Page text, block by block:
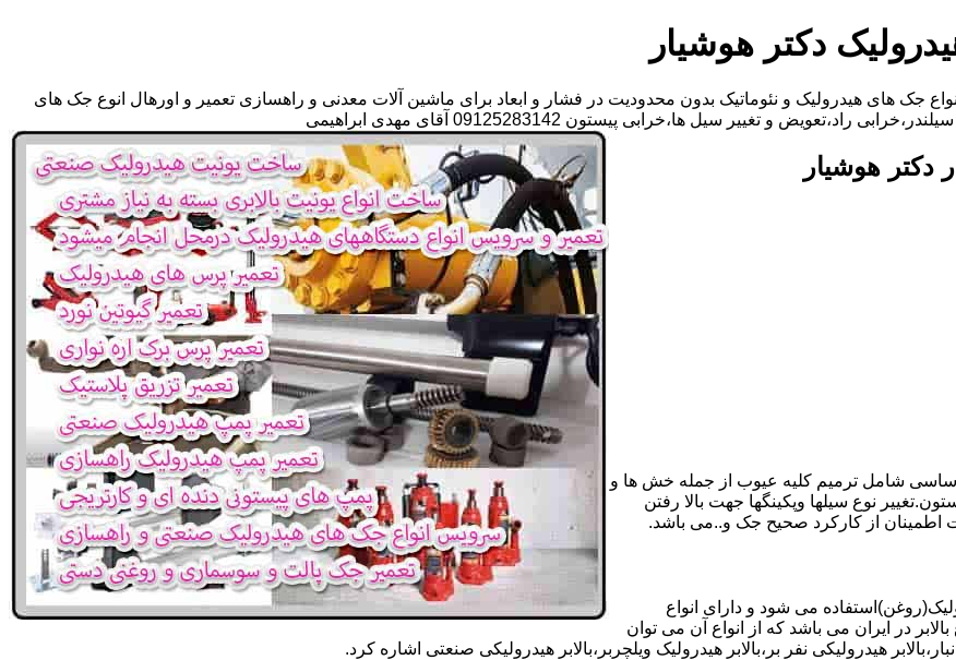
دکتر هوشیار
جک های هیدرولیک و نئوماتیک بدون محدودیت در فشار و ابعاد برای ماشین آلات معدنی و راهسازی تعمیر و اورهال انوع جک های
و تغییر سیل ها،خرابی پیستون 09125283142 آقای مهدی ابراهیمی
هوشیار
اساسی شامل ترمیم کلیه عیوب از جمله خش ها و
نوع سیلها وپکینگها جهت بالا رفتن
اطمینان از کارکرد صحیح جک و..می باشد.
می شود و دارای انواع
در ایران می باشد که از انواع آن می توان
هیدرولیکی نفر بر،بالابر هیدرولیک ویلچربر،بالابر هیدرولیکی صنعتی اشاره کرد.